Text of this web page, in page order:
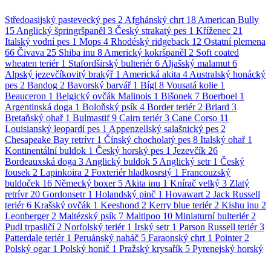
Středoasijský pastevecký pes 2 Afghánský chrt 18 American Bully
15 Anglický špringršpaněl 3 Český strakatý pes 1 Kříženec 21
Italský vodní pes 1 Mops 4 Rhodéský ridgeback 12 Ostatní plemena
66 Čivava 25 Shiba inu 8 Americký kokršpaněl 2 Soft coated
wheaten teriér 1 Stafordširský bulteriér 6 Aljašský malamut 6
Alpský jezevčíkovitý brakýř 1 Americká akita 4 Australský honácký
pes 2 Bandog 2 Bavorský barvář 1 Bígl 8 Vousatá kolie 1
Beauceron 1 Belgický ovčák Malinois 1 Bišonek 7 Boerboel 1
Argentinská doga 1 Boloňský psík 4 Border teriér 2 Briard 3
Bretaňský ohař 1 Bulmastif 9 Cairn teriér 3 Cane Corso 11
Louisianský leopardí pes 1 Appenzellský salašnický pes 2
Chesapeake Bay retrívr 1 Čínský chocholatý pes 8 Italský ohař 1
Kontinentální buldok 1 Český horský pes 1 Jezevčík 26
Bordeauxská doga 3 Anglický buldok 5 Anglický setr 1 Český
fousek 2 Lapinkoira 2 Foxteriér hladkosrstý 1 Francouzský
buldoček 16 Německý boxer 5 Akita inu 1 Knírač velký 3 Zlatý
retrívr 20 Gordonsetr 1 Holandský pinč 1 Hovawart 2 Jack Russell
teriér 6 Krašský ovčák 1 Keeshond 2 Kerry blue teriér 2 Kishu inu 2
Leonberger 2 Maltézský psík 7 Maltipoo 10 Miniaturní bulteriér 2
Pudl trpasličí 2 Norfolský teriér 1 Irský setr 1 Parson Russell teriér 3
Patterdale teriér 1 Peruánský naháč 5 Faraonský chrt 1 Pointer 2
Polský ogar 1 Polský honič 1 Pražský krysařík 5 Pyrenejský horský